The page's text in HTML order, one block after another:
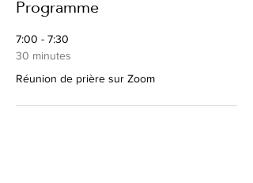
Programme
7:00 - 7:30
30 minutes
Réunion de prière sur Zoom